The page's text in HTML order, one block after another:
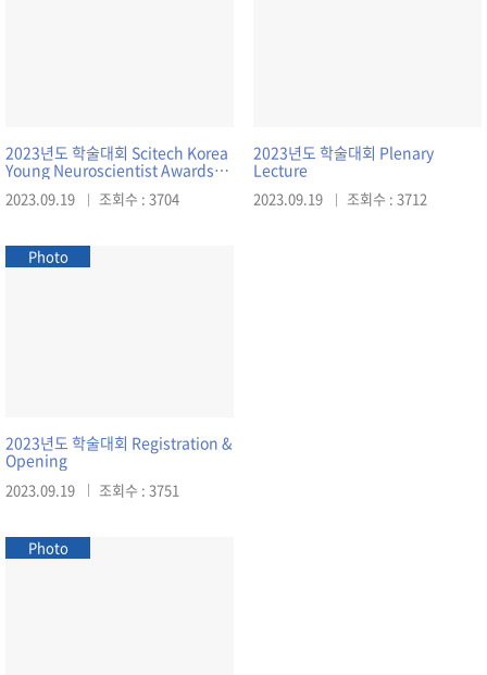
2023년도 학술대회 Scitech Korea
Young Neuroscientist Awards
and Lectures
2023.09.19 조회수 : 3704
2023년도 학술대회 Plenary
Lecture
2023.09.19 조회수 : 3712
Photo
2023년도 학술대회 Registration &
Opening
2023.09.19 조회수 : 3751
Photo